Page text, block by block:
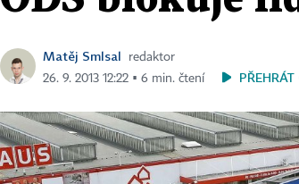
Matěj Smlsal
redaktor
26. 9. 2013 12:22 ▪ 6 min. čtení